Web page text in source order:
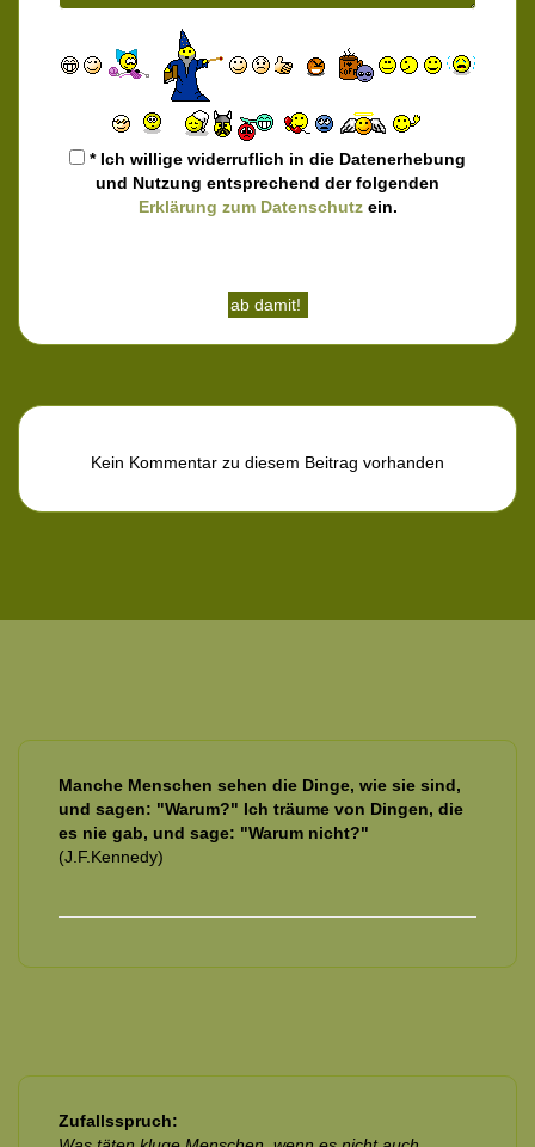
* Ich willige widerruflich in die Datenerhebung
und Nutzung entsprechend der folgenden
Erklärung zum Datenschutzein.
Kein Kommentar zu diesem Beitrag vorhanden
Manche Menschen sehen die Dinge, wie sie sind,
und sagen: "Warum?" Ich träume von Dingen, die
es nie gab, und sage: "Warum nicht?"
(J.F.Kennedy)
Zufallsspruch: